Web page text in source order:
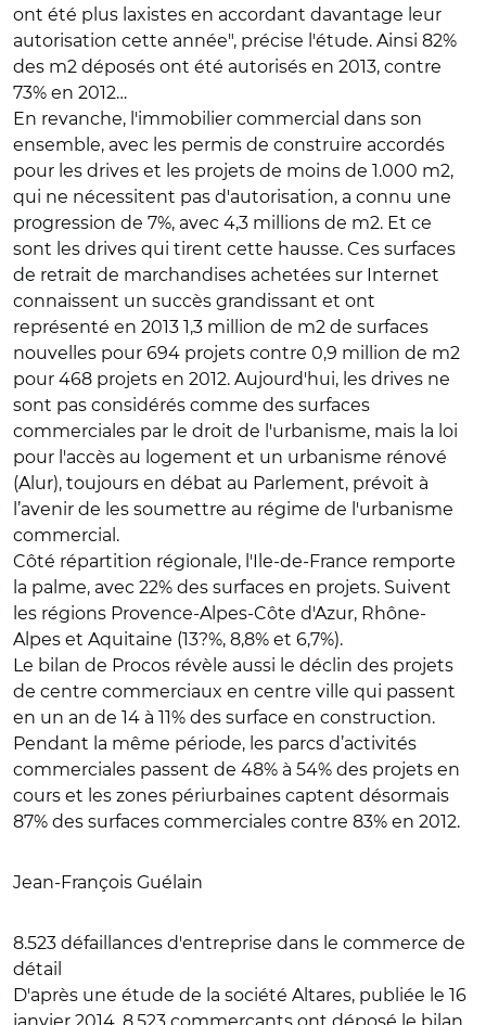
ont été plus laxistes en accordant davantage leur
autorisation cette année", précise l'étude. Ainsi 82%
des m2 déposés ont été autorisés en 2013, contre
73% en 2012…
En revanche, l'immobilier commercial dans son
ensemble, avec les permis de construire accordés
pour les drives et les projets de moins de 1.000 m2,
qui ne nécessitent pas d'autorisation, a connu une
progression de 7%, avec 4,3 millions de m2. Et ce
sont les drives qui tirent cette hausse. Ces surfaces
de retrait de marchandises achetées sur Internet
connaissent un succès grandissant et ont
représenté en 2013 1,3 million de m2 de surfaces
nouvelles pour 694 projets contre 0,9 million de m2
pour 468 projets en 2012. Aujourd'hui, les drives ne
sont pas considérés comme des surfaces
commerciales par le droit de l'urbanisme, mais la loi
pour l'accès au logement et un urbanisme rénové
(Alur), toujours en débat au Parlement, prévoit à
l’avenir de les soumettre au régime de l'urbanisme
commercial.
Côté répartition régionale, l'Ile-de-France remporte
la palme, avec 22% des surfaces en projets. Suivent
les régions Provence-Alpes-Côte d'Azur, Rhône-
Alpes et Aquitaine (13?%, 8,8% et 6,7%).
Le bilan de Procos révèle aussi le déclin des projets
de centre commerciaux en centre ville qui passent
en un an de 14 à 11% des surface en construction.
Pendant la même période, les parcs d’activités
commerciales passent de 48% à 54% des projets en
cours et les zones périurbaines captent désormais
87% des surfaces commerciales contre 83% en 2012.
Jean-François Guélain
8.523 défaillances d'entreprise dans le commerce de
détail
D'après une étude de la société Altares, publiée le 16